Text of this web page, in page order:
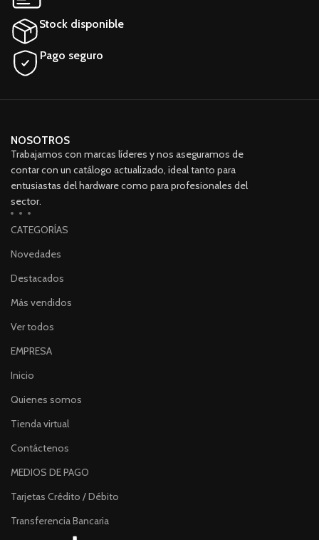
Stock disponible
Pago seguro
NOSOTROS
Trabajamos con marcas líderes y nos aseguramos de
contar con un catálogo actualizado, ideal tanto para
entusiastas del hardware como para profesionales del
sector.
CATEGORÍAS
Novedades
Destacados
Más vendidos
Ver todos
EMPRESA
Inicio
Quienes somos
Tienda virtual
Contáctenos
MEDIOS DE PAGO
Tarjetas Crédito / Débito
Transferencia Bancaria